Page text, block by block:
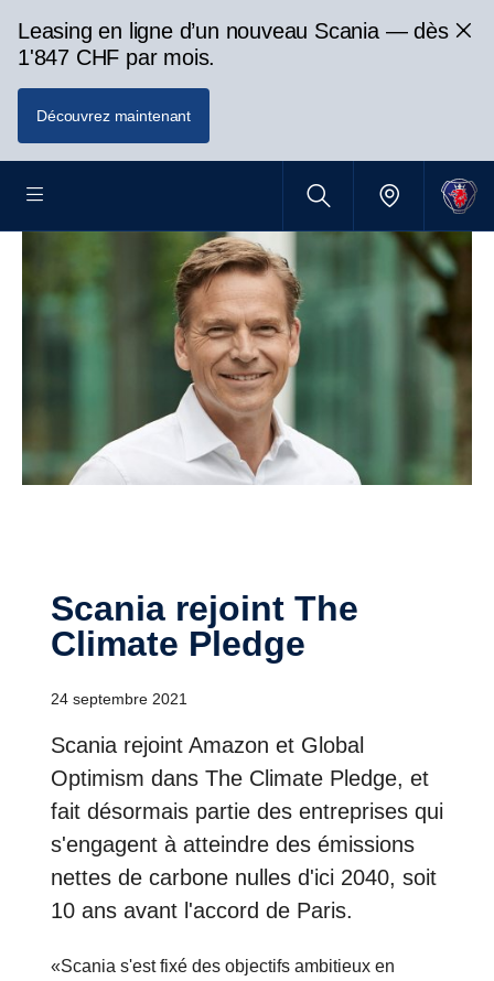
Leasing en ligne d’un nouveau Scania — dès
1'847 CHF par mois.
Découvrez maintenant
Scania rejoint The
Climate Pledge
24 septembre 2021
Scania rejoint Amazon et Global
Optimism dans The Climate Pledge, et
fait désormais partie des entreprises qui
s'engagent à atteindre des émissions
nettes de carbone nulles d'ici 2040, soit
10 ans avant l'accord de Paris.
«Scania s'est fixé des objectifs ambitieux en